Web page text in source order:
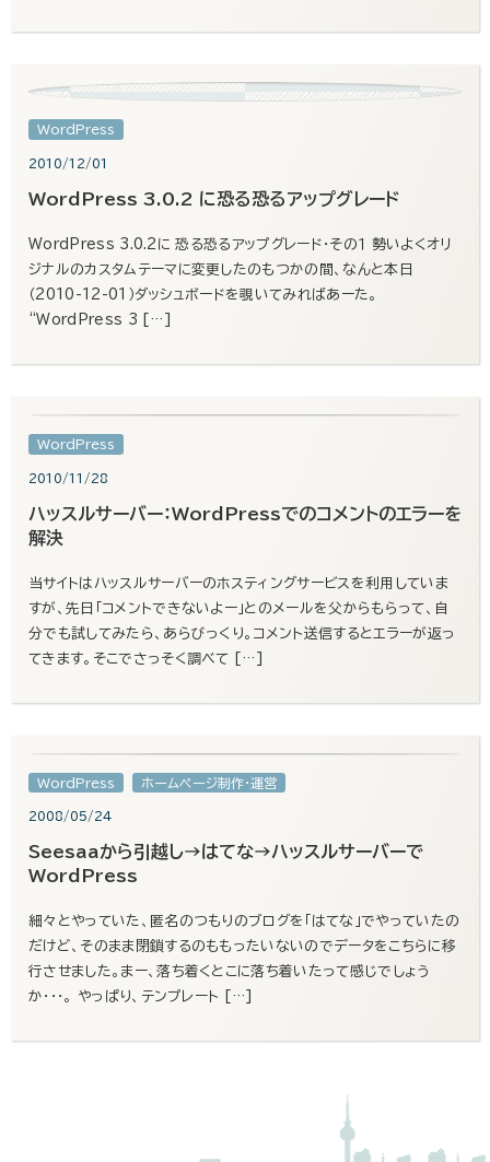
WordPress
2010/12/01
WordPress 3.0.2 に恐る恐るアップグレード
WordPress 3.0.2に 恐る恐るアップグレード・その１ 勢いよくオリ
ジナルのカスタムテーマに変更したのもつかの間、なんと本日
（2010-12-01）ダッシュボードを覗いてみればあーた。
“WordPress 3 […]
WordPress
2010/11/28
ハッスルサーバー：WordPressでのコメントのエラーを
解決
当サイトはハッスルサーバーのホスティングサービスを利用していま
すが、先日「コメントできないよー」とのメールを父からもらって、自
分でも試してみたら、あらびっくり。コメント送信するとエラーが返っ
てきます。そこでさっそく調べて […]
WordPress ホームページ制作・運営
2008/05/24
Seesaaから引越し→はてな→ハッスルサーバーで
WordPress
細々とやっていた、匿名のつもりのブログを「はてな」でやっていたの
だけど、そのまま閉鎖するのももったいないのでデータをこちらに移
行させました。まー、落ち着くとこに落ち着いたって感じでしょう
か・・・。 やっぱり、テンプレート […]